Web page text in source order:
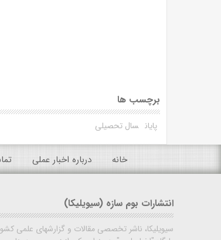
برچسب ها
پایان سال تحصیلی
خانه درباره اخبار عملی
انتشارات بوم سازه (سیویلیکا)
سیویلیکا، ناشر تخصصی مقالات و گزارشهای علمی